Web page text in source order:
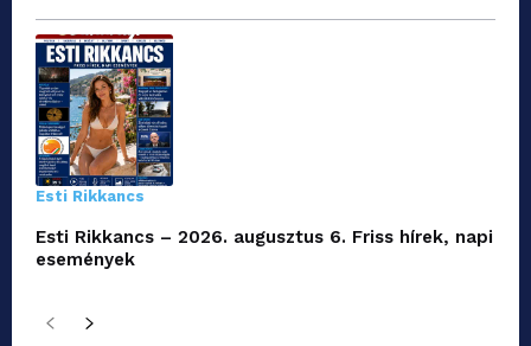
Esti Rikkancs
Esti Rikkancs – 2026. augusztus 6. Friss hírek, napi
események